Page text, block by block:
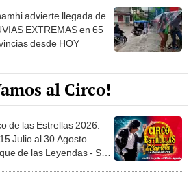
advierte llegada de
EXTREMAS en 65
desde HOY
al Circo!
de las Estrellas 2026:
Julio al 30 Agosto.
de las Leyendas - San